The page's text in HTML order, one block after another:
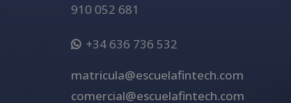
910 052 681
+34 636 736 532
matricula@escuelafintech.com
comercial@escuelafintech.com